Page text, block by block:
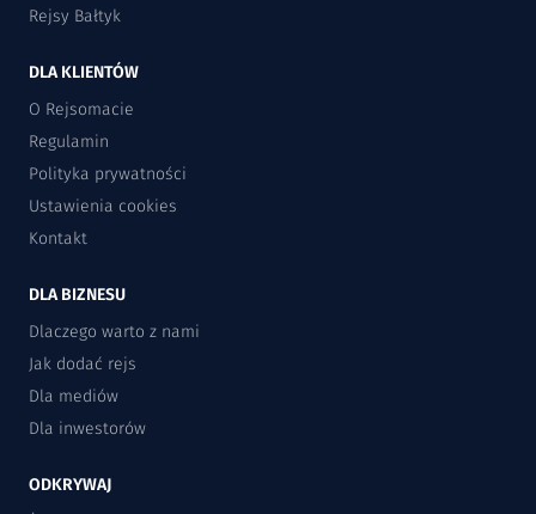
Rejsy Bałtyk
DLA KLIENTÓW
O Rejsomacie
Regulamin
Polityka prywatności
Ustawienia cookies
Kontakt
DLA BIZNESU
Dlaczego warto z nami
Jak dodać rejs
Dla mediów
Dla inwestorów
ODKRYWAJ